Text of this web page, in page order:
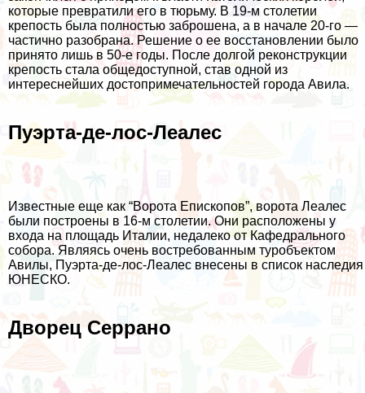
которые превратили его в тюрьму. В 19-м столетии
крепость была полностью заброшена, а в начале 20-го —
частично разобрана. Решение о ее восстановлении было
принято лишь в 50-е годы. После долгой реконструкции
крепость стала общедоступной, став одной из
интереснейших достопримечательностей города Авила.
Пуэрта-де-лос-Леалес
Известные еще как “Ворота Епископов”, ворота Леалес
были построены в 16-м столетии. Они расположены у
входа на площадь Италии, недалеко от Кафедрального
собора. Являясь очень востребованным туробъектом
Авилы, Пуэрта-де-лос-Леалес внесены в список наследия
ЮНЕСКО.
Дворец Серрано